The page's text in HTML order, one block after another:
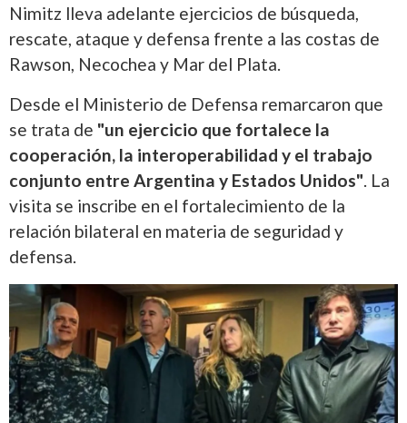
Nimitz lleva adelante ejercicios de búsqueda,
rescate, ataque y defensa frente a las costas de
Rawson, Necochea y Mar del Plata.
Desde el Ministerio de Defensa remarcaron que
se trata de "un ejercicio que fortalece la
cooperación, la interoperabilidad y el trabajo
conjunto entre Argentina y Estados Unidos". La
visita se inscribe en el fortalecimiento de la
relación bilateral en materia de seguridad y
defensa.